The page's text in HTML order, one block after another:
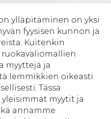
ylläpitäminen on yksi
fyysisen kunnon ja
Kuitenkin
myyttejä ja
lemmikkien oikeasti
Tässä
myytit ja
annamme